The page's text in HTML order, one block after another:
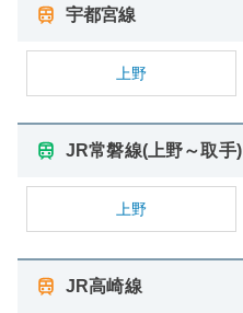
宇都宮線
上野
JR常磐線(上野～取手)
上野
JR高崎線